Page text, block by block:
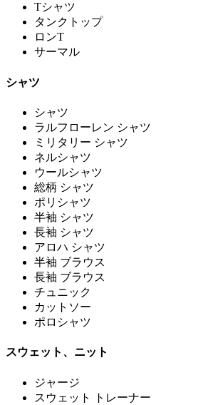
Tシャツ
タンクトップ
ロンT
サーマル
シャツ
シャツ
ラルフローレン シャツ
ミリタリー シャツ
ネルシャツ
ウールシャツ
総柄 シャツ
ポリシャツ
半袖 シャツ
長袖 シャツ
アロハ シャツ
半袖 ブラウス
長袖 ブラウス
チュニック
カットソー
ポロシャツ
スウェット、ニット
ジャージ
スウェット トレーナー